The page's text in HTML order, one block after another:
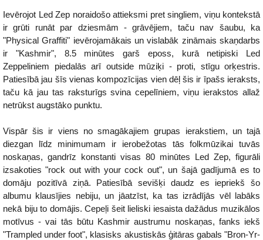
Ievērojot Led Zep noraidošo attieksmi pret singliem, viņu kontekstā
ir grūti runāt par dziesmām - grāvējiem, taču nav šaubu, ka
"Physical Graffiti" ievērojamākais un vislabāk zināmais skaņdarbs
ir "Kashmir", 8.5 minūtes garš eposs, kurā netipiski Led
Zeppeliniem piedalās arī outside mūziķi - proti, stīgu orķestris.
Patiesībā jau šīs vienas kompozīcijas vien dēļ šis ir īpašs ieraksts,
taču kā jau tas raksturīgs svina cepelīniem, viņu ierakstos allaž
netrūkst augstāko punktu.
Vispār šis ir viens no smagākajiem grupas ierakstiem, un tajā
diezgan līdz minimumam ir ierobežotas tās folkmūzikai tuvās
noskaņas, gandrīz konstanti visas 80 minūtes Led Zep, figurāli
izsakoties "rock out with your cock out", un šajā gadījumā es to
domāju pozitīvā ziņā. Patiesībā sevišķi daudz es iepriekš šo
albumu klausījies nebiju, un jāatzīst, ka tas izrādījās vēl labāks
nekā biju to domājis. Cepeļi šeit lieliski iesaista dažādus muzikālos
motīvus - vai tās būtu Kashmir austrumu noskaņas, fanks iekš
"Trampled under foot", klasisks akustiskās ģitāras gabals "Bron-Yr-